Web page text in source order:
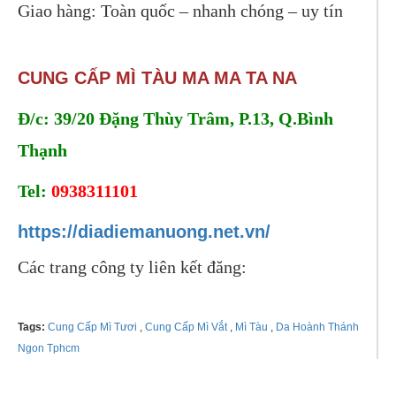
Giao hàng: Toàn quốc – nhanh chóng – uy tín
CUNG CẤP MÌ TÀU MA MA TA NA
Đ/c: 39/20 Đặng Thùy Trâm, P.13, Q.Bình
Thạnh
Tel: 0938311101
https://diadiemanuong.net.vn/
Các trang công ty liên kết đăng:
Tags: Cung Cấp Mì Tươi , Cung Cấp Mì Vắt, Mì Tàu , Da Hoành Thánh
Ngon Tphcm